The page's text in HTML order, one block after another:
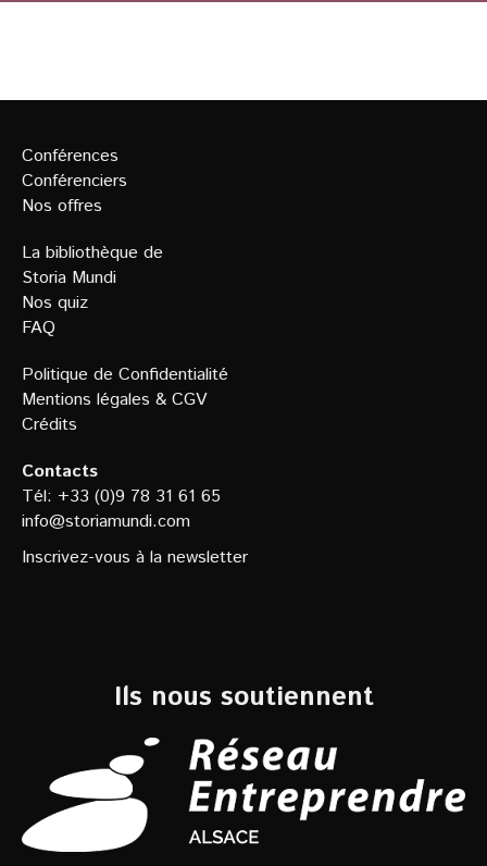
Conférences
Conférenciers
Nos offres
La bibliothèque de
Storia Mundi
Nos quiz
FAQ
Politique de Confidentialité
Mentions légales & CGV
Crédits
Contacts
Tél: +33 (0)9 78 31 61 65
info@storiamundi.com
Inscrivez-vous à la newsletter
Ils nous soutiennent